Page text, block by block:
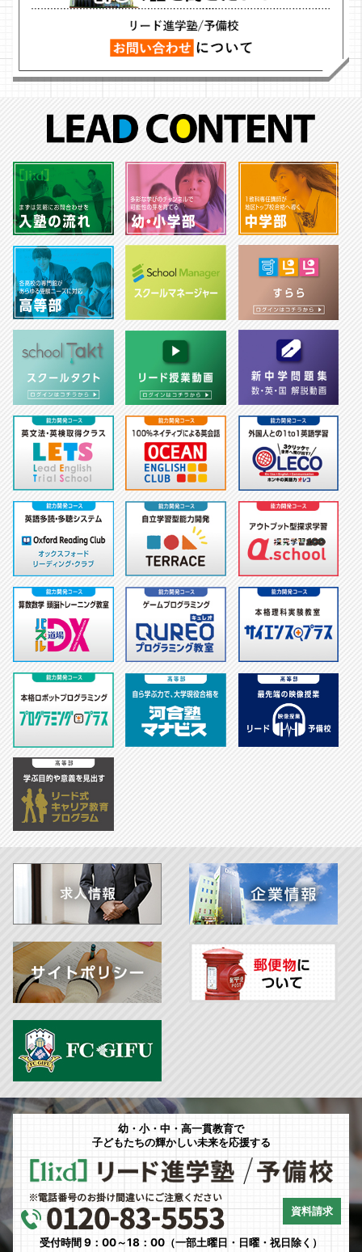
幼・小・中・高一貫教育で
子どもたちの輝かしい未来を応援する
資料請求
受付時間 9：00～18：00（一部土曜日・日曜・祝日除く）